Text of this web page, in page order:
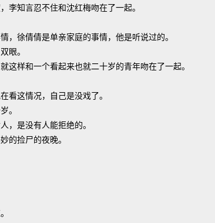
李知言忍不住和沈红梅吻在了一起。
，徐倩倩是单亲家庭的事情，他是听说过的。
眼。
这样和一个看起来也就二十岁的青年吻在了一起。
看这情况，自己是没戏了。
。
，是没有人能拒绝的。
的捡尸的夜晚。